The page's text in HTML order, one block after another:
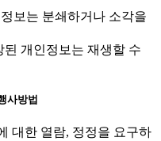
보는 분쇄하거나 소각을
개인정보는 재생할 수
사방법
대한 열람, 정정을 요구하